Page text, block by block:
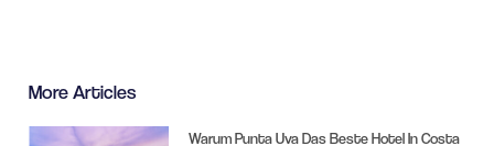
More Articles
Warum Punta Uva Das Beste Hotel In Costa